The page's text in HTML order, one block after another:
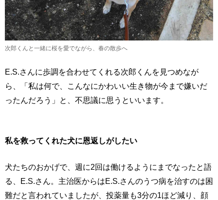
次郎くんと一緒に桜を愛でながら、春の散歩へ
E.S.さんに歩調を合わせてくれる次郎くんを見つめなが
ら、「私は何で、こんなにかわいい生き物が今まで嫌いだ
ったんだろう」と、不思議に思うといいます。
私を救ってくれた犬に恩返しがしたい
犬たちのおかげで、週に2回は働けるようにまでなったと語
る、E.S.さん。主治医からはE.S.さんのうつ病を治すのは困
難だと言われていましたが、投薬量も3分の1ほど減り、顔